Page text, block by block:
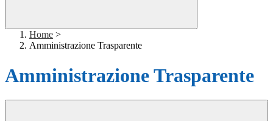
Home >
Amministrazione Trasparente
Amministrazione Trasparente